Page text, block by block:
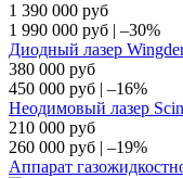
1 390 000 руб
1 990 000 руб
–30%
Диодный лазер
380 000 руб
450 000 руб
–16%
Неодимовый лазер
210 000 руб
260 000 руб
–19%
Аппарат